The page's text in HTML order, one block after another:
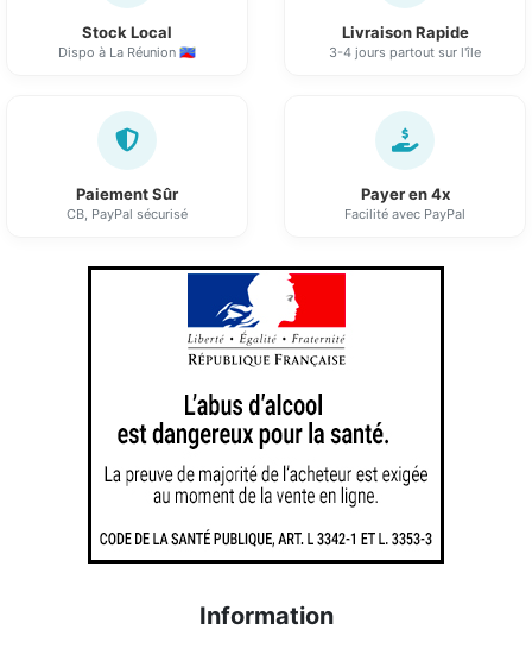
Stock Local
Dispo à La Réunion 🇷🇪
Livraison Rapide
3-4 jours partout sur l'île
Paiement Sûr
CB, PayPal sécurisé
Payer en 4x
Facilité avec PayPal
Information